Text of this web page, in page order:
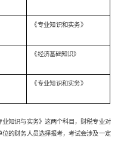
《专业知识和实务》
《经济基础知识》
《专业知识和实务》
知识与实务》这两个科目，财税专业对
的财务人员选择报考，考试会涉及一定